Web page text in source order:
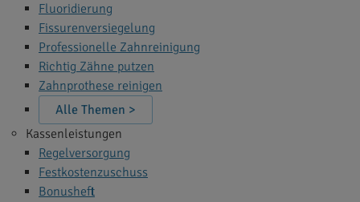
Fluoridierung
Fissurenversiegelung
Professionelle Zahnreinigung
Richtig Zähne putzen
Zahnprothese reinigen
Alle Themen >
Kassenleistungen
Regelversorgung
Festkostenzuschuss
Bonusheft